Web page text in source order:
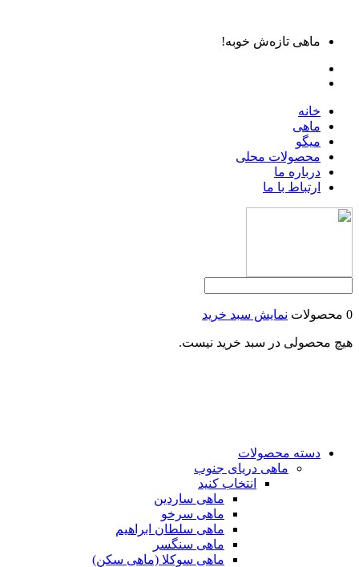
ماهی تازه‌ش خوبه!
خانه
ماهی
میگو
محصولات محلی
درباره ما
ارتباط با ما
0 محصولات نمایش سبد خرید
هیچ محصولی در سبد خرید نیست.
دسته محصولات
ماهی دریای جنوب
انتخاب کنید
ماهی ساردین
ماهی سرخو
ماهی سلطان ابراهیم
ماهی سنگسر
ماهی سوکلا (ماهی سکن)